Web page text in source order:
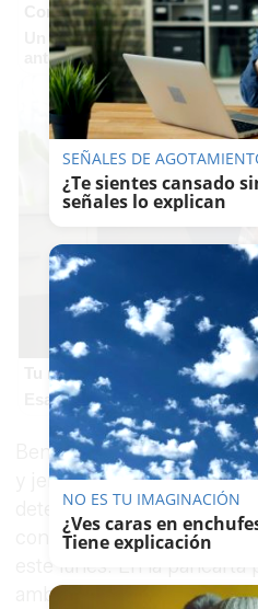
Corepunk MMORPG
Un verdadero MMORPG de la
antes, pero mejor!
Tu memoria y la música
Esa canción antigua que no
Benito asiste junto a
y jerezanas a la
detenidos miembros de
convocada por CNT
este lunes. En la pancarta
ambos y el cese de los
SEÑALES DE
¿Te sientes cansado
señales lo explican
NO ES TU IMAGINACIÓN
¿Ves caras en
Tiene explicación